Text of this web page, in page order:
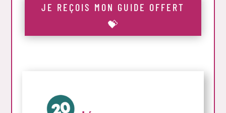
JE REÇOIS MON GUIDE OFFERT
💝